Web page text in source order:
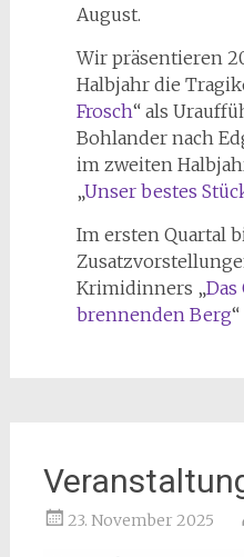
August.
Wir präsentieren
Halbjahr die
Frosch“ als
Bohlander nach
im zweiten
„Unser bestes
Im ersten Quartal
Krimidinners „
brennenden Berg
23. November 2025